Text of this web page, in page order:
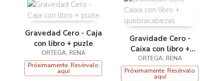
Gravedad Cero - Caja
con libro + puzle
ORTEGA, RENA
Próximamente. Resérvalo
aquí
Gravidade Cero -
Caixa con libro +
quebracabezas
ORTEGA, RENA
Próximamente. Resérvalo
aquí